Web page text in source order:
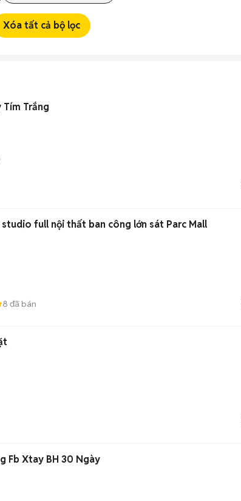
Xóa tất cả bộ lọc
Tím Trắng
studio full nội thất ban công lớn sát Parc Mall
8 đã bán
Fb Xtay BH 30 Ngày